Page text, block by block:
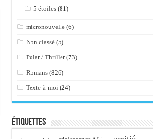
5 étoiles (81)
micronouvelle (6)
Non classé (5)
Polar / Thriller(73)
Romans (826)
Texte-à-moi (24)
Étiquettes